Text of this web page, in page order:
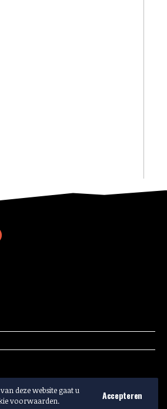
deze website gaat u
voorwaarden.
Accepteren